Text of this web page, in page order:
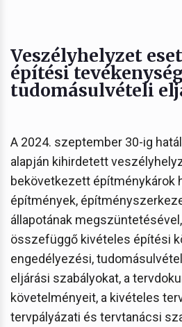
Veszélyhelyzet
építési
tudomásulvételi
A 2024. szeptember 30-ig
alapján kihirdetett
bekövetkezett építménykárok
építmények,
állapotának
összefüggő kivételes építési
engedélyezési,
eljárási szabályokat, a
követelményeit, a kivételes
tervpályázati és tervtanácsi